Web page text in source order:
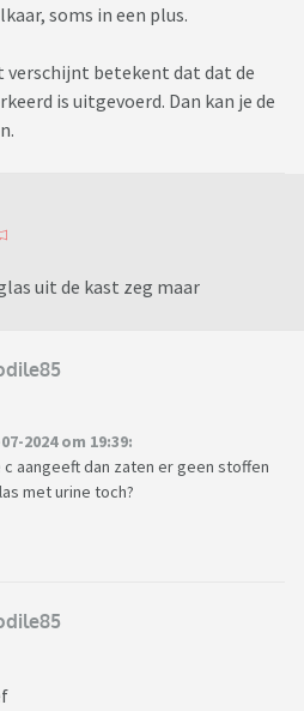
soms in een plus.
betekent dat dat de
is uitgevoerd. Dan kan je de
uit de kast zeg maar
2024 om 19:39:
aangeeft dan zaten er geen stoffen
met urine toch?